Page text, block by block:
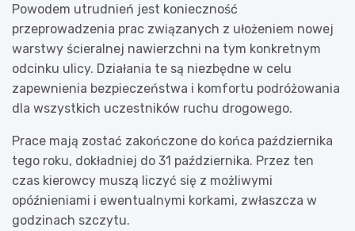
Powodem utrudnień jest konieczność
przeprowadzenia prac związanych z ułożeniem nowej
warstwy ścieralnej nawierzchni na tym konkretnym
odcinku ulicy. Działania te są niezbędne w celu
zapewnienia bezpieczeństwa i komfortu podróżowania
dla wszystkich uczestników ruchu drogowego.
Prace mają zostać zakończone do końca października
tego roku, dokładniej do 31 października. Przez ten
czas kierowcy muszą liczyć się z możliwymi
opóźnieniami i ewentualnymi korkami, zwłaszcza w
godzinach szczytu.